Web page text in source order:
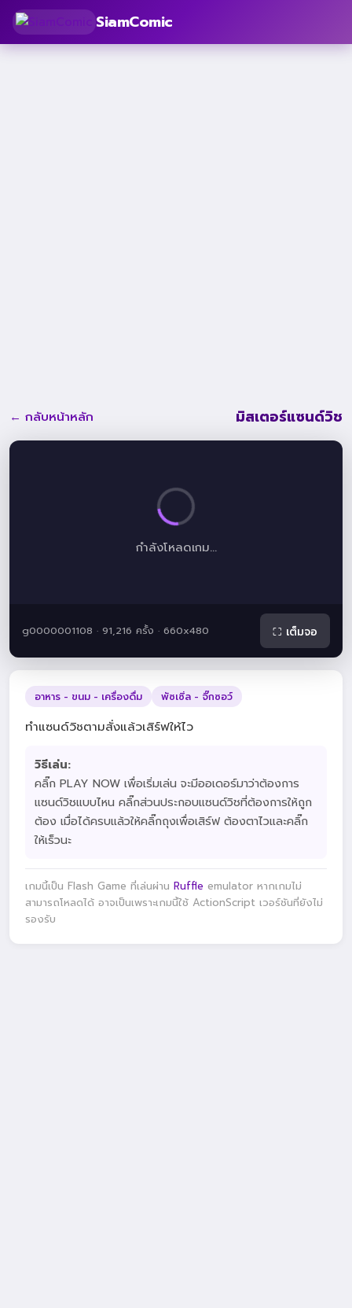
SiamComic
← กลับหน้าหลัก มิสเตอร์แซนด์วิช
กำลังโหลดเกม...
g0000001108 · 91,216 ครั้ง · 660x480 ⛶ เต็มจอ
อาหาร - ขนม - เครื่องดื่ม พัซเซิ่ล - จิ๊กซอว์
ทำแซนด์วิชตามสั่งแล้วเสิร์ฟให้ไว
วิธีเล่น:
คลิ๊ก PLAY NOW เพื่อเริ่มเล่น จะมีออเดอร์มาว่าต้องการ
แซนด์วิชแบบไหน คลิ๊กส่วนประกอบแซนด์วิชที่ต้องการให้ถูก
ต้อง เมื่อได้ครบแล้วให้คลิ๊กถุงเพื่อเสิร์ฟ ต้องตาไวและคลิ๊ก
ให้เร็วนะ
เกมนี้เป็น Flash Game ที่เล่นผ่าน Ruffle emulator หากเกมไม่
สามารถโหลดได้ อาจเป็นเพราะเกมนี้ใช้ ActionScript เวอร์ชันที่ยังไม่
รองรับ